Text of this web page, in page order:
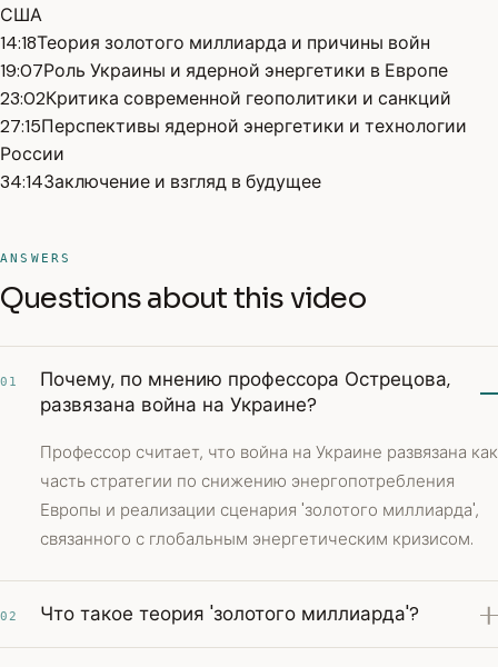
США
14:18Теория золотого миллиарда и причины войн
19:07Роль Украины и ядерной энергетики в Европе
23:02Критика современной геополитики и санкций
27:15Перспективы ядерной энергетики и технологии
России
34:14Заключение и взгляд в будущее
ANSWERS
Questions about this video
01
Почему, по мнению профессора Острецова,
развязана война на Украине?
Профессор считает, что война на Украине развязана как
часть стратегии по снижению энергопотребления
Европы и реализации сценария 'золотого миллиарда',
связанного с глобальным энергетическим кризисом.
02 Что такое теория 'золотого миллиарда'?